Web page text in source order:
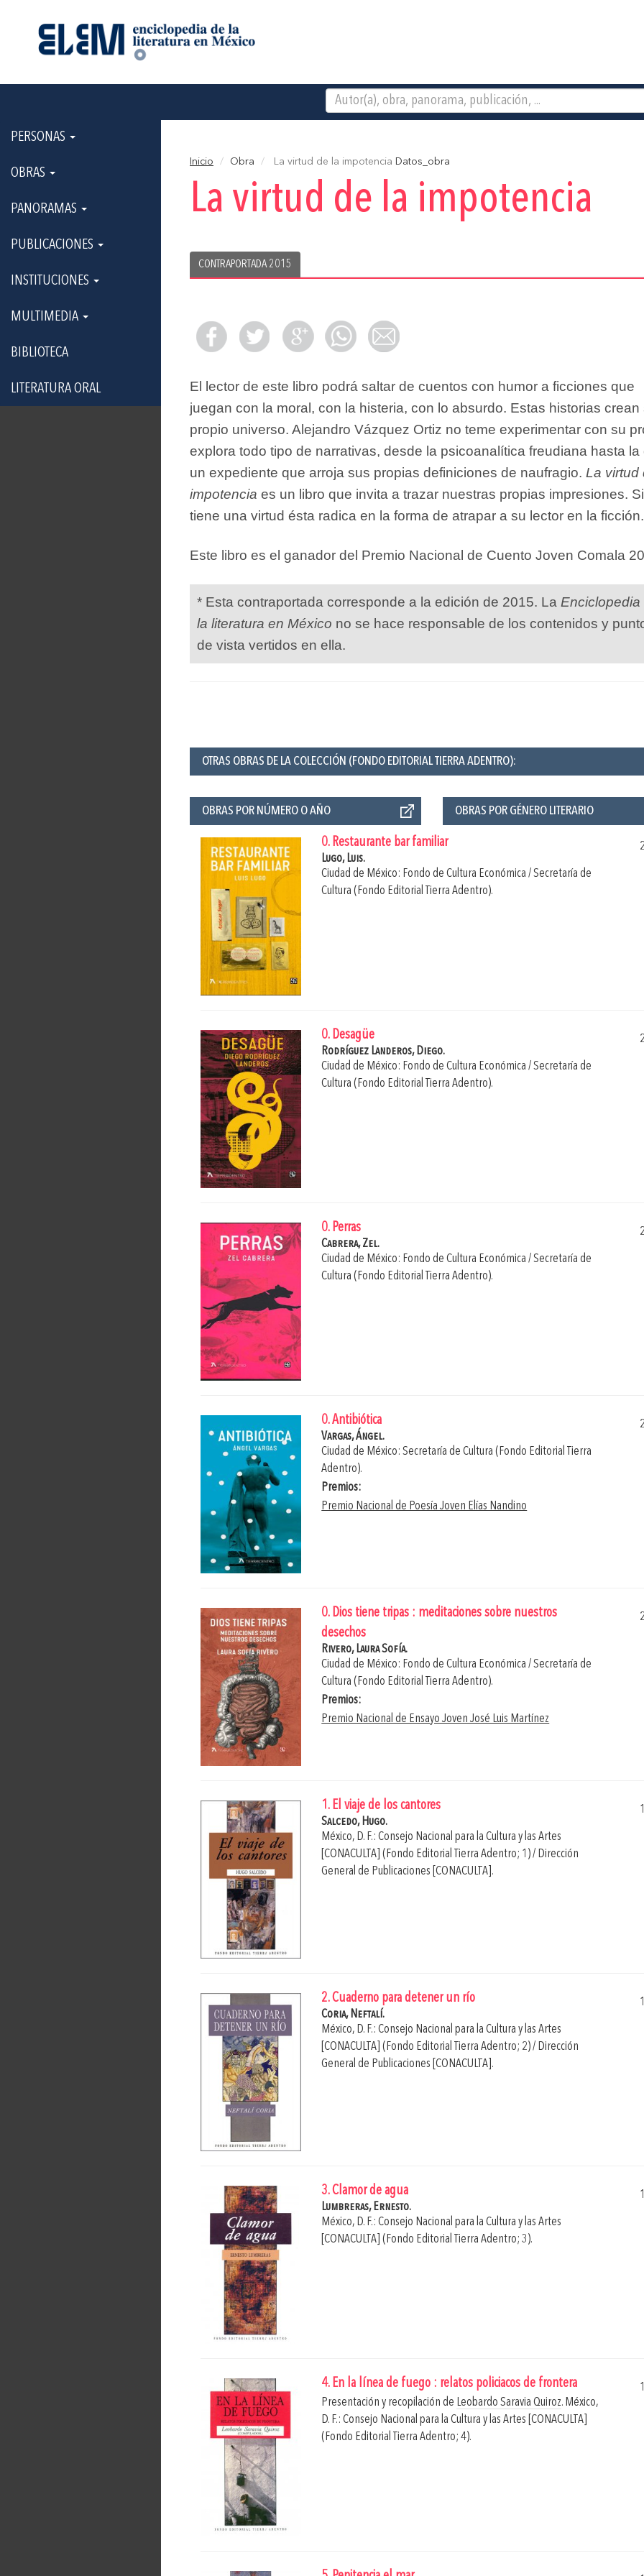
PERSONAS
OBRAS
PANORAMAS
PUBLICACIONES
INSTITUCIONES
MULTIMEDIA
BIBLIOTECA
LITERATURA ORAL
Inicio Obra La virtud de la impotencia Datos_obra
La virtud de la impotencia
CONTRAPORTADA 2015
El lector de este libro podrá saltar de cuentos con humor a ficciones que
juegan con la moral, con la histeria, con lo absurdo. Estas historias crean
propio universo. Alejandro Vázquez Ortiz no teme experimentar con su
explora todo tipo de narrativas, desde la psicoanalítica freudiana hasta la
un expediente que arroja sus propias definiciones de naufragio. La virtud
impotencia es un libro que invita a trazar nuestras propias impresiones. Si
tiene una virtud ésta radica en la forma de atrapar a su lector en la ficción.
Este libro es el ganador del Premio Nacional de Cuento Joven Comala
* Esta contraportada corresponde a la edición de 2015. La Enciclopedia
la literatura en México no se hace responsable de los contenidos y
de vista vertidos en ella.
OTRAS OBRAS DE LA COLECCIÓN (FONDO EDITORIAL TIERRA ADENTRO):
OBRAS POR NÚMERO O AÑO OBRAS POR GÉNERO LITERARIO
0. Restaurante bar familiar
Lugo, Luis.
Ciudad de México: Fondo de Cultura Económica / Secretaría de
Cultura (Fondo Editorial Tierra Adentro).
0. Desagüe
Rodríguez Landeros, Diego.
Ciudad de México: Fondo de Cultura Económica / Secretaría de
Cultura (Fondo Editorial Tierra Adentro).
0. Perras
Cabrera, Zel.
Ciudad de México: Fondo de Cultura Económica / Secretaría de
Cultura (Fondo Editorial Tierra Adentro).
0. Antibiótica
Vargas, Ángel.
Ciudad de México: Secretaría de Cultura (Fondo Editorial Tierra
Adentro).
Premios:
Premio Nacional de Poesía Joven Elías Nandino
0. Dios tiene tripas : meditaciones sobre nuestros
desechos
Rivero, Laura Sofía.
Ciudad de México: Fondo de Cultura Económica / Secretaría de
Cultura (Fondo Editorial Tierra Adentro).
Premios:
Premio Nacional de Ensayo Joven José Luis Martínez
1. El viaje de los cantores
Salcedo, Hugo.
México, D. F.: Consejo Nacional para la Cultura y las Artes
[CONACULTA] (Fondo Editorial Tierra Adentro; 1) / Dirección
General de Publicaciones [CONACULTA].
2. Cuaderno para detener un río
Coria, Neftalí.
México, D. F.: Consejo Nacional para la Cultura y las Artes
[CONACULTA] (Fondo Editorial Tierra Adentro; 2) / Dirección
General de Publicaciones [CONACULTA].
3. Clamor de agua
Lumbreras, Ernesto.
México, D. F.: Consejo Nacional para la Cultura y las Artes
[CONACULTA] (Fondo Editorial Tierra Adentro; 3).
4. En la línea de fuego : relatos policiacos de frontera
Presentación y recopilación de Leobardo Saravia Quiroz. México,
D. F.: Consejo Nacional para la Cultura y las Artes [CONACULTA]
(Fondo Editorial Tierra Adentro; 4).